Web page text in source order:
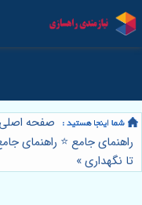
صفحه اصلی
راهنمای جامع ⭐️ راهنمای
تا نگهداری»